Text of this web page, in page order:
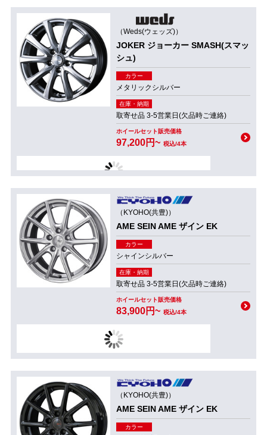
（Weds(ウェッズ)）
JOKER ジョーカー SMASH(スマッ
シュ)
カラー
メタリックシルバー
在庫・納期
取寄せ品 3-5営業日(欠品時ご連絡)
ホイールセット販売価格
97,200円~ 税込/4本
（KYOHO(共豊)）
AME SEIN AME ザイン EK
カラー
シャインシルバー
在庫・納期
取寄せ品 3-5営業日(欠品時ご連絡)
ホイールセット販売価格
83,900円~ 税込/4本
（KYOHO(共豊)）
AME SEIN AME ザイン EK
カラー